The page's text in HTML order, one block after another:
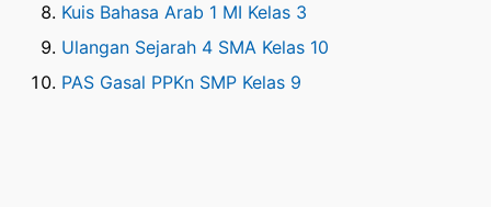
Kuis Bahasa Arab 1 MI Kelas 3
Ulangan Sejarah 4 SMA Kelas 10
PAS Gasal PPKn SMP Kelas 9